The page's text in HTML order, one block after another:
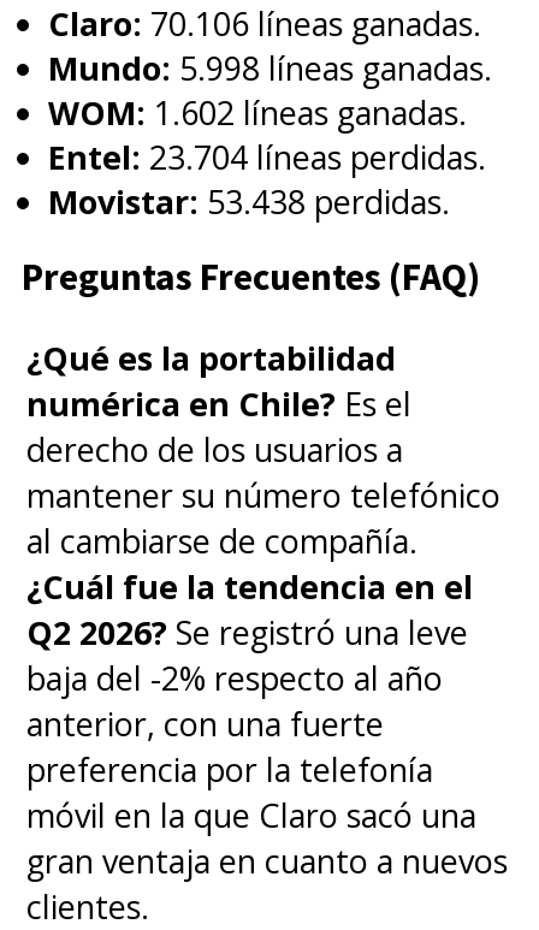
Claro: 70.106 líneas ganadas.
Mundo: 5.998 líneas ganadas.
WOM: 1.602 líneas ganadas.
Entel: 23.704 líneas perdidas.
Movistar: 53.438 perdidas.
Preguntas Frecuentes (FAQ)
¿Qué es la portabilidad
numérica en Chile? Es el
derecho de los usuarios a
mantener su número telefónico
al cambiarse de compañía.
¿Cuál fue la tendencia en el
Q2 2026? Se registró una leve
baja del -2% respecto al año
anterior, con una fuerte
preferencia por la telefonía
móvil en la que Claro sacó una
gran ventaja en cuanto a nuevos
clientes.